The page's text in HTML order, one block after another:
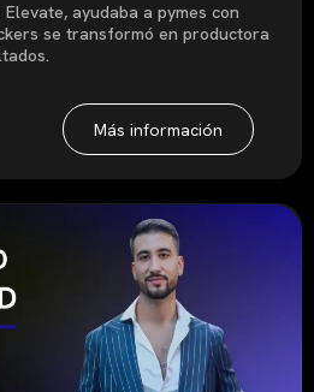
ayudaba a pymes con
se transformó en productora
Más información